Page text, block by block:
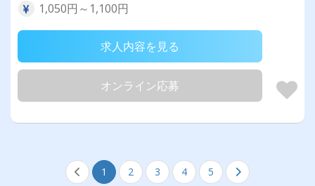
1,050円～1,100円
求人内容を見る
オンライン応募
1 2 3 4 5